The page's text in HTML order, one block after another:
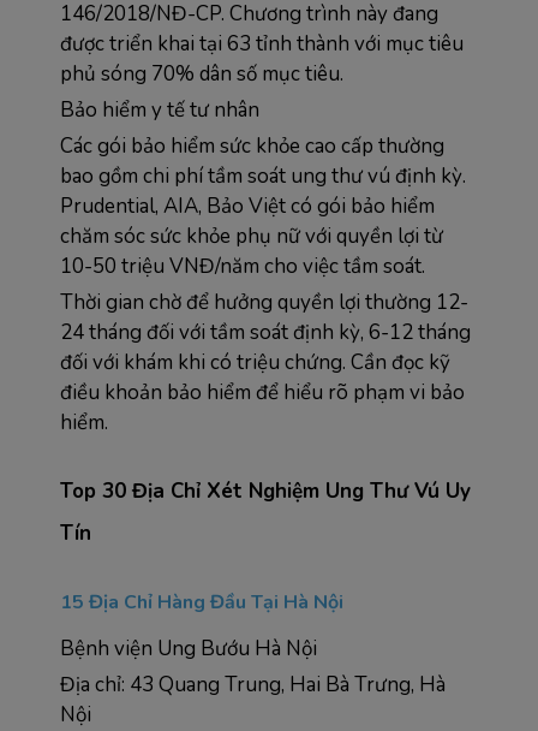
146/2018/NĐ-CP. Chương trình này đang
được triển khai tại 63 tỉnh thành với mục tiêu
phủ sóng 70% dân số mục tiêu.
Bảo hiểm y tế tư nhân
Các gói bảo hiểm sức khỏe cao cấp thường
bao gồm chi phí tầm soát ung thư vú định kỳ.
Prudential, AIA, Bảo Việt có gói bảo hiểm
chăm sóc sức khỏe phụ nữ với quyền lợi từ
10-50 triệu VNĐ/năm cho việc tầm soát.
Thời gian chờ để hưởng quyền lợi thường 12-
24 tháng đối với tầm soát định kỳ, 6-12 tháng
đối với khám khi có triệu chứng. Cần đọc kỹ
điều khoản bảo hiểm để hiểu rõ phạm vi bảo
hiểm.
Top 30 Địa Chỉ Xét Nghiệm Ung Thư Vú Uy
Tín
15 Địa Chỉ Hàng Đầu Tại Hà Nội
Bệnh viện Ung Bướu Hà Nội
Địa chỉ: 43 Quang Trung, Hai Bà Trưng, Hà
Nội